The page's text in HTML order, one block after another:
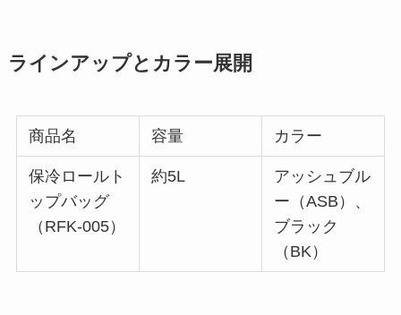
ラインアップとカラー展開
商品名 容量 カラー
保冷ロールト
ップバッグ
（RFK-005）
約5L
アッシュブル
ー（ASB）、
ブラック
（BK）